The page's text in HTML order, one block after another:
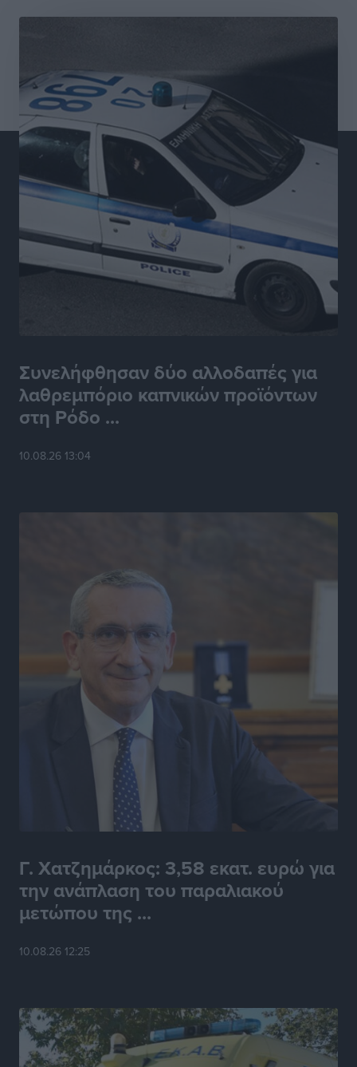
Συνελήφθησαν δύο αλλοδαπές για
λαθρεμπόριο καπνικών προϊόντων
στη Ρόδο ...
10.08.26 13:04
Γ. Χατζημάρκος: 3,58 εκατ. ευρώ για
την ανάπλαση του παραλιακού
μετώπου της ...
10.08.26 12:25